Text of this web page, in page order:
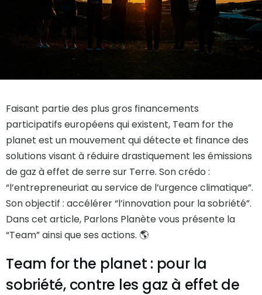
Faisant partie des plus gros financements
participatifs européens qui existent, Team for the
planet est un mouvement qui détecte et finance des
solutions visant à réduire drastiquement les émissions
de gaz à effet de serre sur Terre. Son crédo :
“l’entrepreneuriat au service de l’urgence climatique”.
Son objectif : accélérer “l’innovation pour la sobriété”.
Dans cet article, Parlons Planète vous présente la
“Team” ainsi que ses actions. 🌎
Team for the planet : pour la
sobriété, contre les gaz à effet de